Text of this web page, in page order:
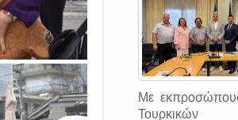
Με
Τουρκικών